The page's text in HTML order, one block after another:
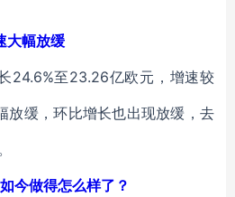
大幅放缓
24.6%至23.26亿欧元，增速较
放缓，环比增长也出现放缓，去
今做得怎么样了？